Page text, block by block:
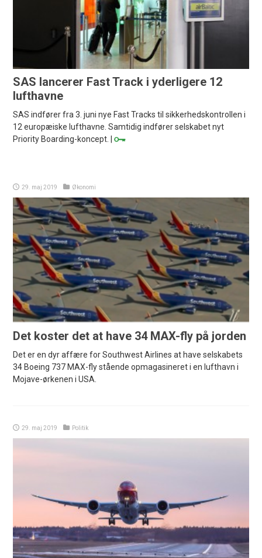
SAS lancerer Fast Track i yderligere 12
lufthavne
SAS indfører fra 3. juni nye Fast Tracks til sikkerhedskontrollen i
12 europæiske lufthavne. Samtidig indfører selskabet nyt
Priority Boarding-koncept. |
29. maj 2019 Økonomi
Det koster det at have 34 MAX-fly på jorden
Det er en dyr affære for Southwest Airlines at have selskabets
34 Boeing 737 MAX-fly stående opmagasineret i en lufthavn i
Mojave-ørkenen i USA.
29. maj 2019 Politik